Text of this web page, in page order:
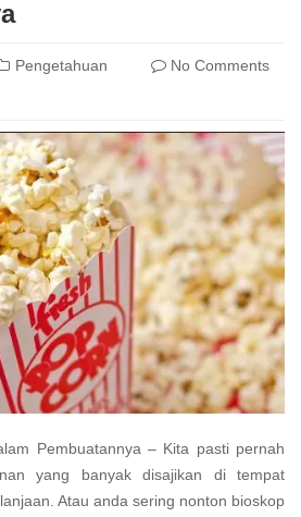
Pengetahuan
No Comments
Pembuatannya – Kita pasti pernah
yang banyak disajikan di tempat
Atau anda sering nonton bioskop